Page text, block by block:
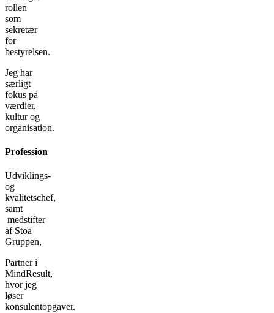
rollen
som
sekretær
for
bestyrelsen.
Jeg har
særligt
fokus på
værdier,
kultur og
organisation.
Profession
Udviklings-
og
kvalitetschef,
samt
medstifter
af Stoa
Gruppen,
Partner i
MindResult,
hvor jeg
løser
konsulentopgaver.